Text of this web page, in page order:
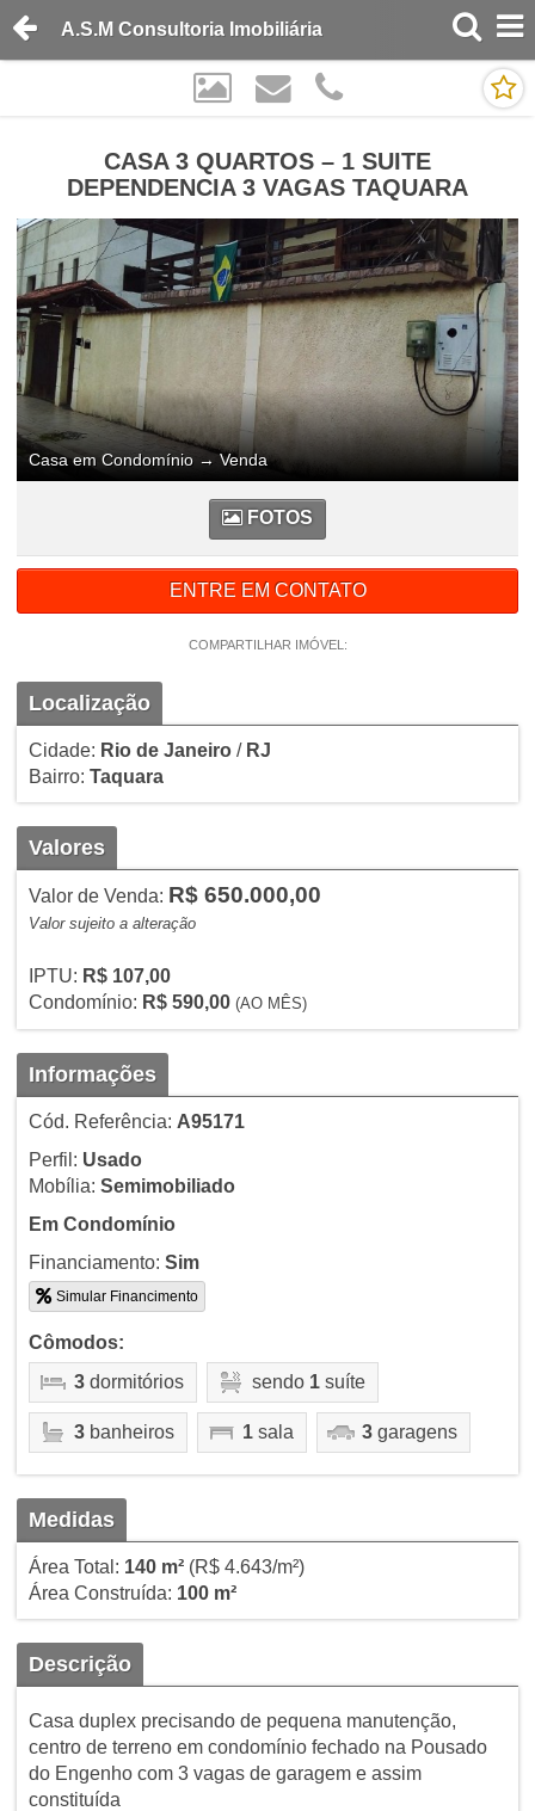
A.S.M Consultoria Imobiliária
CASA 3 QUARTOS – 1 SUITE
DEPENDENCIA 3 VAGAS TAQUARA
Casa em Condomínio →Venda
FOTOS
ENTRE EM CONTATO
COMPARTILHAR IMÓVEL:
Localização
Cidade: Rio de Janeiro/ RJ
Bairro: Taquara
Valores
Valor de Venda: R$ 650.000,00
Valor sujeito a alteração
IPTU: R$ 107,00
Condomínio: R$ 590,00 (AO MÊS)
Informações
Cód. Referência: A95171
Perfil: Usado
Mobília: Semimobiliado
Em Condomínio
Financiamento: Sim
Simular Financimento
Cômodos:
3dormitórios sendo 1suíte
3banheiros 1sala 3garagens
Medidas
Área Total: 140 m²(R$ 4.643/m²)
Área Construída: 100 m²
Descrição
Casa duplex precisando de pequena manutenção,
centro de terreno em condomínio fechado na Pousado
do Engenho com 3 vagas de garagem e assim
constituída